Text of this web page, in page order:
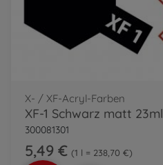
X- / XF-Acryl-Farben
XF-1 Schwarz matt 23ml
300081301
5,49 € 1 l = 238,70 €